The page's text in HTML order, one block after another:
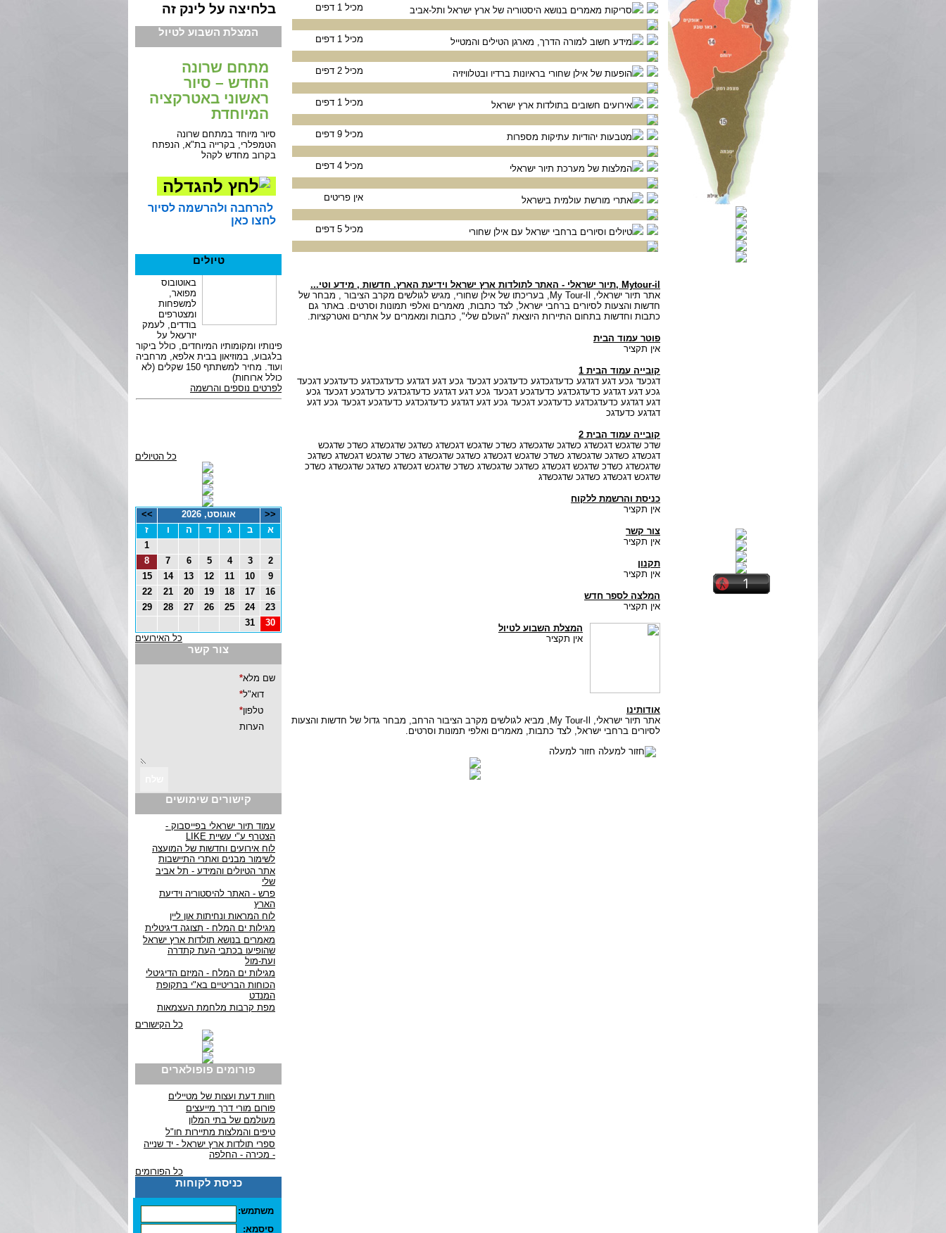
סריקות מאמרים בנושא היסטוריה של ארץ ישראל ותל-אביב מכיל 1 דפים
מידע חשוב למורה הדרך, מארגן הטילים והמטייל מכיל 1 דפים
הופעות של אילן שחורי בראיונות ברדיו ובטלוויזיה מכיל 2 דפים
אירועים חשובים בתולדות ארץ ישראל מכיל 1 דפים
מטבעות יהודיות עתיקות מספרות מכיל 9 דפים
המלצות של מערכת תיור ישראלי מכיל 4 דפים
אתרי מורשת עולמית בישראל אין פריטים
טיולים וסיורים ברחבי ישראל עם אילן שחורי מכיל 5 דפים
Mytour-il ,תיור ישראלי - האתר לתולדות ארץ ישראל וידיעת הארץ. חדשות , מידע וטי...
אתר תיור ישראלי, My Tour-Il, בעריכתו של אילן שחורי, מגיש לגולשים מקרב הציבור , מבחר של
חדשות והצעות לסיורים ברחבי ישראל, לצד כתבות, מאמרים ואלפי תמונות וסרטים. באתר גם
כתבות וחדשות בתחום התיירות היוצאת "העולם שלי", כתבות ומאמרים על אתרים ואטרקציות.
פוטר עמוד הבית
אין תקציר
קובייה עמוד הבית 1
דגכעד גכע דגע דגדגע כדעדגכדגע כדעדגכע דגכעד גכע דגע דגדגע כדעדגכדגע כדעדגכע דגכעד
גכע דגע דגדגע כדעדגכדגע כדעדגכע דגכעד גכע דגע דגדגע כדעדגכדגע כדעדגכע דגכעד גכע
דגע דגדגע כדעדגכדגע כדעדגכע דגכעד גכע דגע דגדגע כדעדגכדגע כדעדגכע דגכעד גכע דגע
דגדגע כדעדגכ
קובייה עמוד הבית 2
שדכ שדגכש דגכשדג כשדגכ שדגכשדג כשדכ שדגכש דגכשדג כשדגכ שדגכשדג כשדכ שדגכש
דגכשדג כשדגכ שדגכשדג כשדכ שדגכש דגכשדג כשדגכ שדגכשדג כשדכ שדגכש דגכשדג כשדגכ
שדגכשדג כשדכ שדגכש דגכשדג כשדגכ שדגכשדג כשדכ שדגכש דגכשדג כשדגכ שדגכשדג כשדכ
שדגכש דגכשדג כשדגכ שדגכשדג
כניסת והרשמת ללקוח
אין תקציר
צור קשר
אין תקציר
תקנון
אין תקציר
המלצה לספר חדש
אין תקציר
המצלת השבוע לטיול
אין תקציר
אודותינו
אתר תיור ישראלי, My Tour-Il, מביא לגולשים מקרב הציבור הרחב, מבחר גדול של חדשות והצעות
לסיורים ברחבי ישראל, לצד כתבות, מאמרים ואלפי תמונות וסרטים.
חזור למעלה
בלחיצה על לינק זה
המצלת השבוע לטיול
מתחם שרונה
החדש – סיור
ראשוני באטרקציה
המיוחדת
סיור מיוחד במתחם שרונה
הטמפלרי, בקרייה בת"א, הנפתח
בקרוב מחדש לקהל
להרחבה ולהרשמה לסיור
לחצו כאן
טיולים
כל הטיולים
<< אוגוסט, 2026
>>
א
ב ג ד ה ו
ז
1
2
3
4
5
6
7
8
9
10
11
12
13
14
15
16
17
18
19
20
21
22
23
24
25
26
27
28
29
30
31
כל האירועים
צור קשר
קישורים שימושים
עמוד תיור ישראלי בפייסבוק -
הצטרף ע"י עשיית LIKE
לוח אירועים וחדשות של המועצה
לשימור מבנים ואתרי התיישבות
אתר הטיולים והמידע - תל אביב
שלי
פרש - האתר להיסטוריה וידיעת
הארץ
לוח המראות ונחיתות און ליין
מגילות ים המלח - תצוגה דיגיטלית
מאמרים בנושא תולדות ארץ ישראל
שהופיעו בכתבי העת קתדרה
ועת-מול
מגילות ים המלח - המיזם הדיגיטלי
הכוחות הבריטיים בא"י בתקופת
המנדט
מפת קרבות מלחמת העצמאות
כל הקישורים
פורומים פופולארים
חוות דעת ועצות של מטיילים
פורום מורי דרך מייעצים
מעולמם של בתי המלון
טיפים והמלצות מתיירות חו"ל
ספרי תולדות ארץ ישראל - יד שנייה
- מכירה - החלפה
כל הפורומים
כניסת לקוחות
משתמש:
סיסמא: